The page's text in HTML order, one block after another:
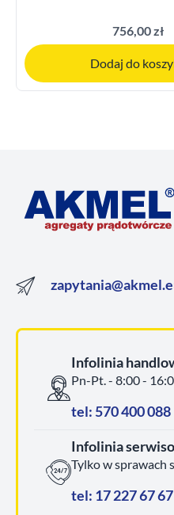
756,00 zł
Dodaj do
Infolinia
Pn-Pt. - 8:00 -
tel: 570 400 088
Infolinia
Tylko w sprawach
tel: 17 227 67 67